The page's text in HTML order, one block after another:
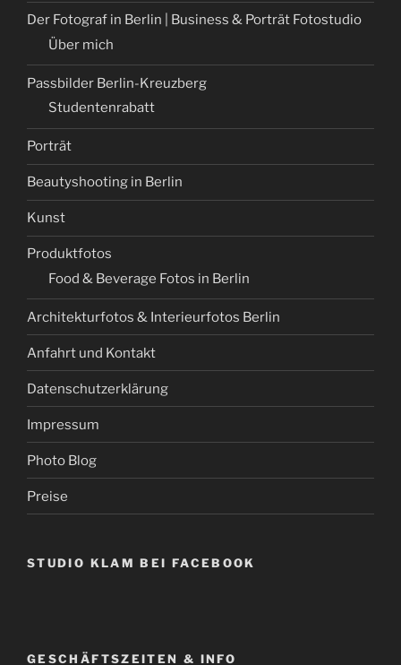
Der Fotograf in Berlin | Business & Porträt Fotostudio
Über mich
Passbilder Berlin-Kreuzberg
Studentenrabatt
Porträt
Beautyshooting in Berlin
Kunst
Produktfotos
Food & Beverage Fotos in Berlin
Architekturfotos & Interieurfotos Berlin
Anfahrt und Kontakt
Datenschutzerklärung
Impressum
Photo Blog
Preise
STUDIO KLAM BEI FACEBOOK
GESCHÄFTSZEITEN & INFO